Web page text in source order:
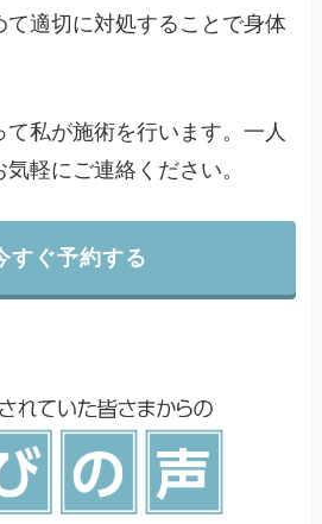
て適切に対処することで身体
私が施術を行います。一人
軽にご連絡ください。
すぐ予約する